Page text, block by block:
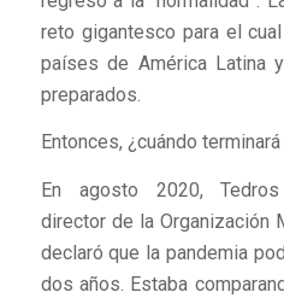
reto gigantesco para el
países de América Latina
preparados.
Entonces, ¿cuándo
En agosto 2020, Tedros
director de la Organización
declaró que la pandemia
dos años. Estaba